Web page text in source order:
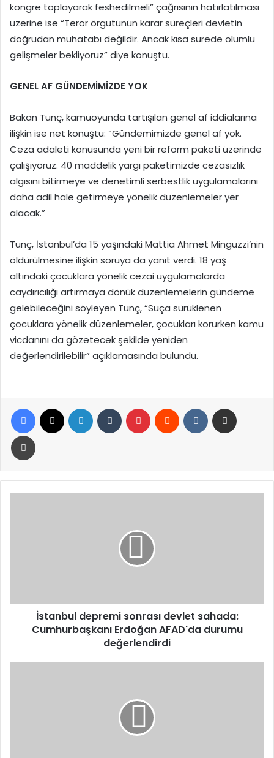
kongre toplayarak feshedilmeli” çağrısının hatırlatılması
üzerine ise “Terör örgütünün karar süreçleri devletin
doğrudan muhatabı değildir. Ancak kısa sürede olumlu
gelişmeler bekliyoruz” diye konuştu.
GENEL AF GÜNDEMİMİZDE YOK
Bakan Tunç, kamuoyunda tartışılan genel af iddialarına
ilişkin ise net konuştu: “Gündemimizde genel af yok.
Ceza adaleti konusunda yeni bir reform paketi üzerinde
çalışıyoruz. 40 maddelik yargı paketimizde cezasızlık
algısını bitirmeye ve denetimli serbestlik uygulamalarını
daha adil hale getirmeye yönelik düzenlemeler yer
alacak.”
Tunç, İstanbul’da 15 yaşındaki Mattia Ahmet Minguzzi’nin
öldürülmesine ilişkin soruya da yanıt verdi. 18 yaş
altındaki çocuklara yönelik cezai uygulamalarda
caydırıcılığı artırmaya dönük düzenlemelerin gündeme
gelebileceğini söyleyen Tunç, “Suça sürüklenen
çocuklara yönelik düzenlemeler, çocukları korurken kamu
vicdanını da gözetecek şekilde yeniden
değerlendirilebilir” açıklamasında bulundu.
Facebook LinkedIn Tumblr Pinterest Reddit VKontakte
Yazdır
durumu
değerlendirdi
İstanbul depremi sonrası devlet sahada:
Cumhurbaşkanı Erdoğan AFAD'da durumu
değerlendirdi